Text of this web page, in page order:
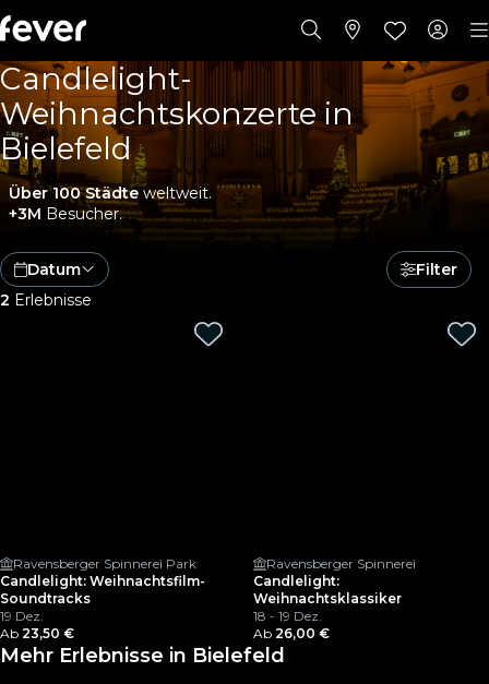
Candlelight-
Weihnachtskonzerte in
Bielefeld
Über 100 Städteweltweit.
+3M Besucher.
Datum
Filter
2 Erlebnisse
Ravensberger Spinnerei Park
Candlelight: Weihnachtsfilm-
Soundtracks
19 Dez.
Ab 23,50 €
Ravensberger Spinnerei
Candlelight:
Weihnachtsklassiker
18 - 19 Dez.
Ab 26,00 €
Mehr Erlebnisse in Bielefeld